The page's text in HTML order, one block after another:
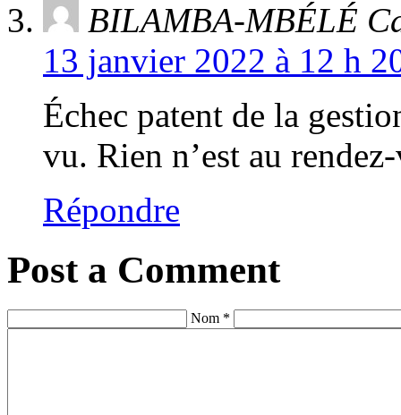
BILAMBA-MBÉLÉ
13 janvier 2022 à 12 h
Échec patent de la
vu. Rien n’est au
Répondre
Post a Comment
Nom *